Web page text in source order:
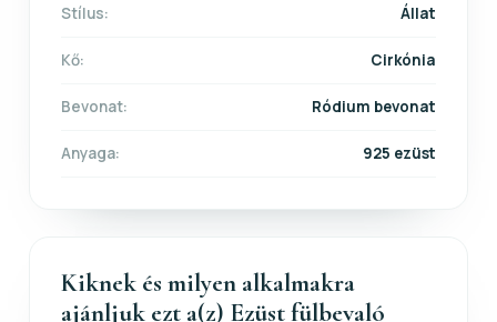
Stílus: Állat
Kő: Cirkónia
Bevonat: Ródium bevonat
Anyaga: 925 ezüst
Kiknek és milyen alkalmakra
ajánljuk ezt a(z) Ezüst fülbevaló